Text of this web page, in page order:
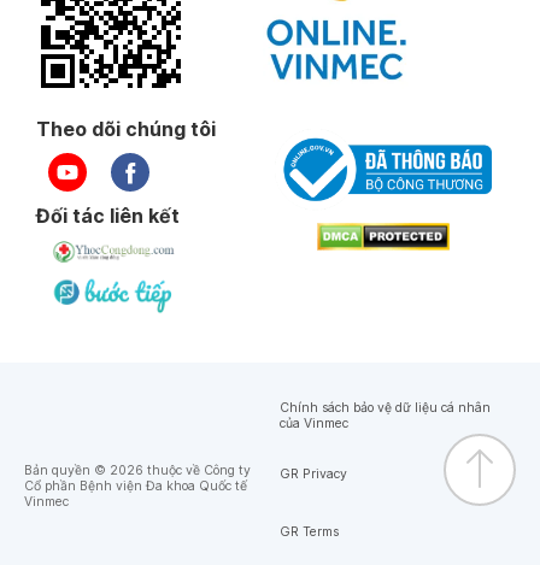
Theo dõi chúng tôi
Đối tác liên kết
Bản quyền © 2026 thuộc về Công ty
Cổ phần Bệnh viện Đa khoa Quốc tế
Vinmec
Chính sách bảo vệ dữ liệu cá nhân
của Vinmec
GR Privacy
GR Terms